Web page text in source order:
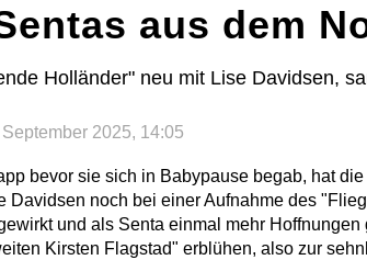
aus dem
Holländer" neu mit Lise Davidsen,
September 2025, 14:05
bevor sie sich in Babypause begab, hat
Davidsen noch bei einer Aufnahme des
und als Senta einmal mehr
Kirsten Flagstad" erblühen, also zur